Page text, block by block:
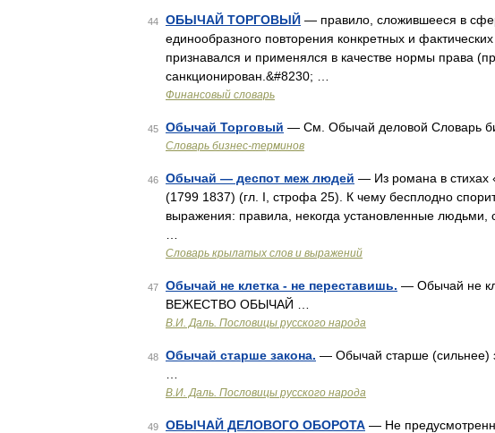
44 ОБЫЧАЙ ТОРГОВЫЙ — правило, сложившееся в
единообразного повторения конкретных и
признавался и применялся в качестве нормы права
санкционирован.&#8230; …
Финансовый словарь
45 Обычай Торговый — См. Обычай деловой Словарь
Словарь бизнес-терминов
46 Обычай — деспот меж людей — Из романа в стихах
(1799 1837) (гл. I, строфа 25). К чему бесплодно
выражения: правила, некогда установленные
Словарь крылатых слов и выражений
47 Обычай не клетка - не переставишь. — Обычай не
ВЕЖЕСТВО ОБЫЧАЙ …
В.И. Даль. Пословицы русского народа
48 Обычай старше закона. — Обычай старше
В.И. Даль. Пословицы русского народа
49 ОБЫЧАЙ ДЕЛОВОГО ОБОРОТА — Не